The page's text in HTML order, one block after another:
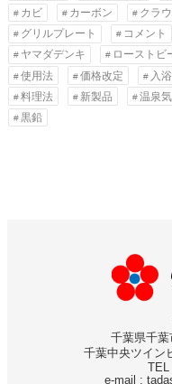
カビ
カーボン クラ
グリルプレート
コメント
ヤマダデンキ
ローストビ
使用法
価格改定 入
料理法
新製品 温泉
黒鉛
千葉県千
千葉中央ツイ
e-mail :